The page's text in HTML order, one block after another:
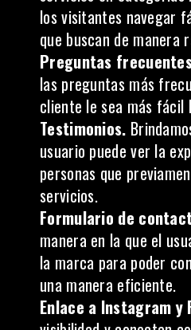
los visitantes navegar
que buscan de manera
Preguntas
las preguntas más
cliente le sea más fácil
Testimonios.
usuario puede ver la
personas que
servicios.
Formulario de
manera en la que el
la marca para poder
una manera eficiente.
Enlace a Instagramy